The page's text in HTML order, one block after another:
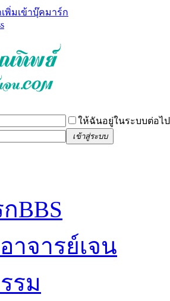
เพิ่มเข้าบุ๊คมาร์ก
ให้ฉันอยู่ในระบบต่อไป
เข้าสู่ระบบ
BBS
าจารย์เจน
รม